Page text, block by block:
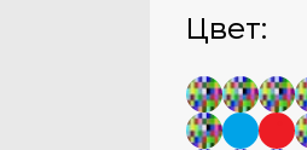
Цвет: